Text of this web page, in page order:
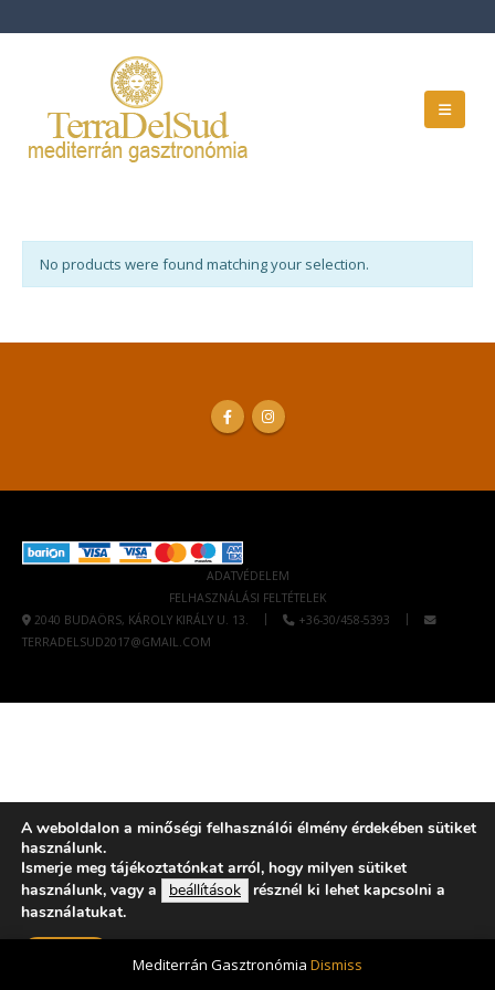
No products were found matching your selection.
ADATVÉDELEM
FELHASZNÁLÁSI FELTÉTELEK
2040 BUDAÖRS, KÁROLY KIRÁLY U. 13.
| +36-30/458-5393
|
TERRADELSUD2017@GMAIL.COM
Mediterrán Gasztronómia Dismiss
A weboldalon a minőségi felhasználói élmény érdekében sütiket
használunk.
Ismerje meg tájékoztatónkat arról, hogy milyen sütiket
használunk, vagy a
beállítások
résznél ki lehet kapcsolni a
használatukat.